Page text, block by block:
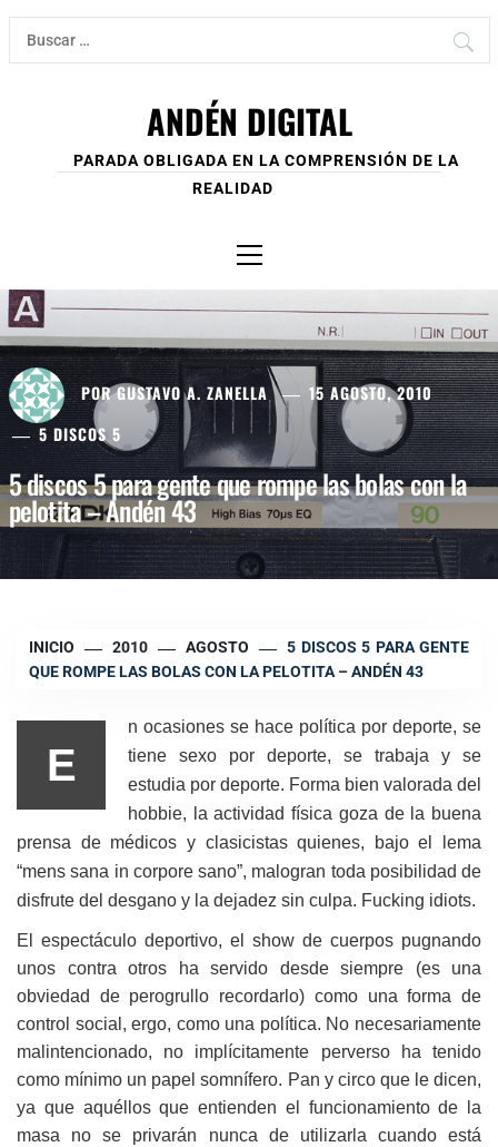
Ir
contenido
Buscar:
ANDÉN DIGITAL
PARADA OBLIGADA EN LA COMPRENSIÓN DE LA
REALIDAD
principal
PORGUSTAVO A. ZANELLA
15 AGOSTO, 2010
5 DISCOS 5
5 discos 5 para gente que rompe las bolas con la
pelotita – Andén 43
INICIO 2010 AGOSTO
5 DISCOS 5 PARA GENTE
QUE ROMPE LAS BOLAS CON LA PELOTITA – ANDÉN 43
E
n ocasiones se hace política por deporte, se
tiene sexo por deporte, se trabaja y se
estudia por deporte. Forma bien valorada del
hobbie, la actividad física goza de la buena
prensa de médicos y clasicistas quienes, bajo el lema
“mens sana in corpore sano”, malogran toda posibilidad de
disfrute del desgano y la dejadez sin culpa. Fucking idiots.
El espectáculo deportivo, el show de cuerpos pugnando
unos contra otros ha servido desde siempre (es una
obviedad de perogrullo recordarlo) como una forma de
control social, ergo, como una política. No necesariamente
malintencionado, no implícitamente perverso ha tenido
como mínimo un papel somnífero. Pan y circo que le dicen,
ya que aquéllos que entienden el funcionamiento de la
masa no se privarán nunca de utilizarla cuando está